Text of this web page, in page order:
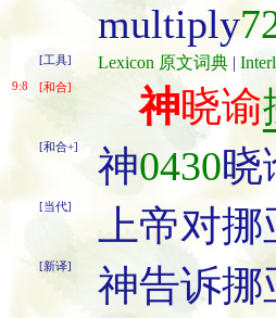
multiply
[工具] Lexicon 原文词典 |
9:8 [和合] 神晓谕
[和合+] 神0430晓
[当代] 上帝对
[新译] 神告诉挪